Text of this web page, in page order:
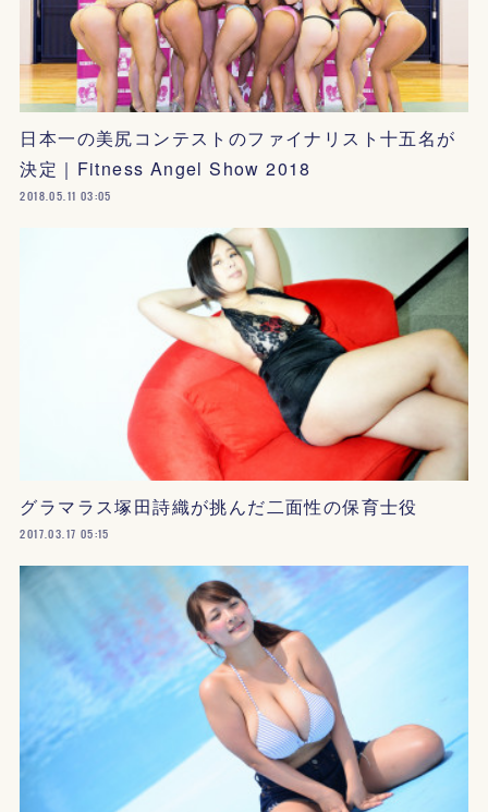
日本一の美尻コンテストのファイナリスト十五名が
決定｜Fitness Angel Show 2018
2018.05.11 03:05
グラマラス塚田詩織が挑んだ二面性の保育士役
2017.03.17 05:15